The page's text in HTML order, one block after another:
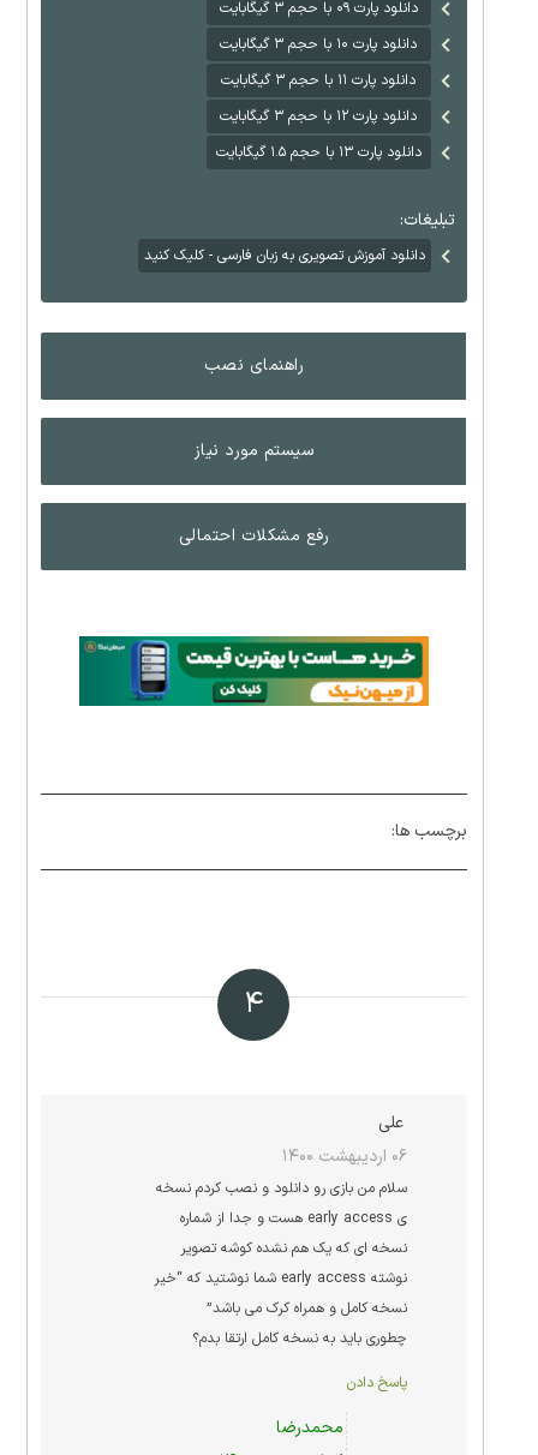
دانلود پارت ۰۹ با حجم ۳ گیگابایت
دانلود پارت ۱۰ با حجم ۳ گیگابایت
دانلود پارت ۱۱ با حجم ۳ گیگابایت
دانلود پارت ۱۲ با حجم ۳ گیگابایت
دانلود پارت ۱۳ با حجم ۱.۵ گیگابایت
تبلیغات:
دانلود آموزش تصویری به زبان فارسی - کلیک کنید
راهنمای نصب
سیستم مورد نیاز
رفع مشکلات احتمالی
برچسب ها:
۴
علی
۰۶ اردیبهشت ۱۴۰۰
سلام من بازی رو دانلود و نصب کردم نسخه
ی early access هست و جدا از شماره
نسخه ای که یک هم نشده کوشه تصویر
نوشته early access شما نوشتید که “خیر
نسخه کامل و همراه کرک می باشد”
چطوری باید به نسخه کامل ارتقا بدم؟
پاسخ دادن
محمدرضا